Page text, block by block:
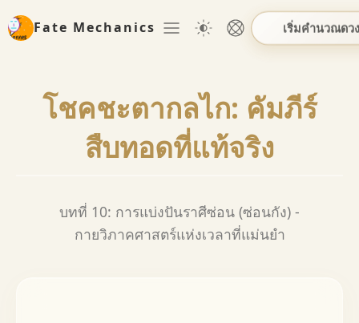
Fate Mechanics เริ่มคำนวณดว
โชคชะตากลไก: คัมภีร์
สืบทอดที่แท้จริง
บทที่ 10: การแบ่งปันราศีซ่อน (ซ่อนกัง) -
กายวิภาคศาสตร์แห่งเวลาที่แม่นยำ